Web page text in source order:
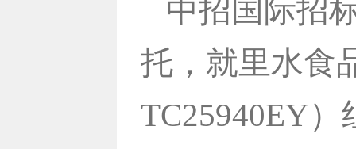
中招国际招
托，就里水食
TC25940EY